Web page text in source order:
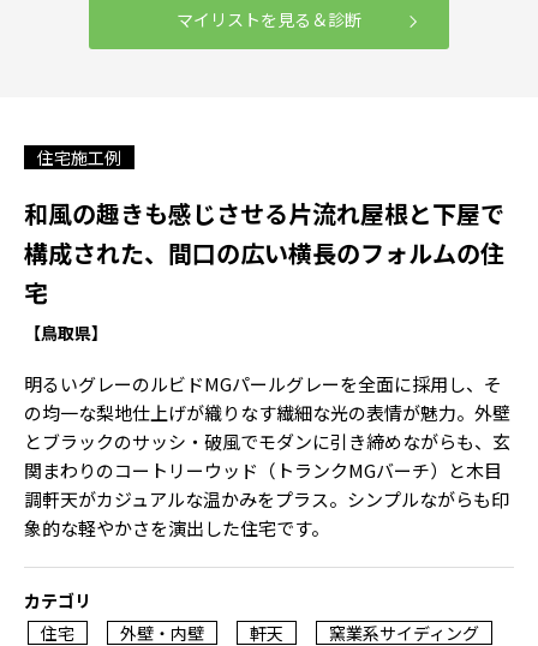
マイリストを見る＆診断
住宅施工例
和風の趣きも感じさせる片流れ屋根と下屋で
構成された、間口の広い横長のフォルムの住
宅
【鳥取県】
明るいグレーのルビドMGパールグレーを全面に採用し、そ
の均一な梨地仕上げが織りなす繊細な光の表情が魅力。外壁
とブラックのサッシ・破風でモダンに引き締めながらも、玄
関まわりのコートリーウッド（トランクMGバーチ）と木目
調軒天がカジュアルな温かみをプラス。シンプルながらも印
象的な軽やかさを演出した住宅です。
カテゴリ
住宅
外壁・内壁 軒天
窯業系サイディング